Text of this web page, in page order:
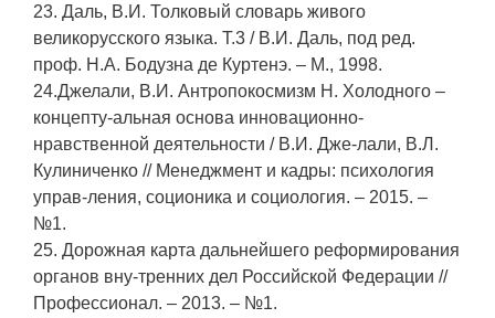
23. Даль, В.И. Толковый словарь живого
великорусского языка. Т.3 / В.И. Даль, под ред.
проф. Н.А. Бодузна де Куртенэ. – М., 1998.
24.Джелали, В.И. Антропокосмизм Н. Холодного –
концепту-альная основа инновационно-
нравственной деятельности / В.И. Дже-лали, В.Л.
Кулиниченко // Менеджмент и кадры: психология
управ-ления, соционика и социология. – 2015. –
№1.
25. Дорожная карта дальнейшего реформирования
органов вну-тренних дел Российской Федерации //
Профессионал. – 2013. – №1.